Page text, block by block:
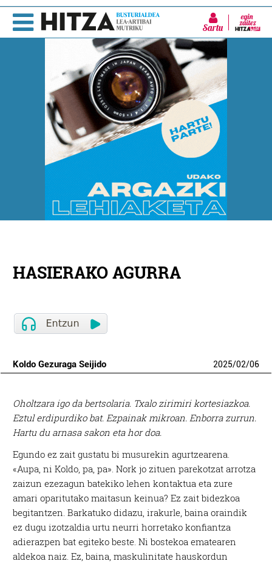
Sartu
HASIERAKO AGURRA
Koldo Gezuraga Seijido 2025/02/06
Oholtzara igo da bertsolaria. Txalo zirimiri kortesiazkoa.
Eztul erdipurdiko bat. Ezpainak mikroan. Enborra zurrun.
Hartu du arnasa sakon eta hor doa.
Egundo ez zait gustatu bi musurekin agurtzearena.
«Aupa, ni Koldo, pa, pa». Nork jo zituen parekotzat arrotza
zaizun ezezagun batekiko lehen kontaktua eta zure
amari oparitutako maitasun keinua? Ez zait bidezkoa
begitantzen. Barkatuko didazu, irakurle, baina oraindik
ez dugu izotzaldia urtu neurri horretako konfiantza
adierazpen bat egiteko beste. Ni bostekoa ematearen
aldekoa naiz. Ez, baina, maskulinitate hauskordun